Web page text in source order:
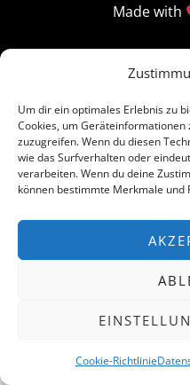
Um dir ein optimales Erlebnis zu
Cookies, um
zuzugreifen. Wenn du diesen
wie das Surfverhalten oder
verarbeiten. Wenn du deine
können bestimmte Merkmale
Cookie-Richtlinie
Made with